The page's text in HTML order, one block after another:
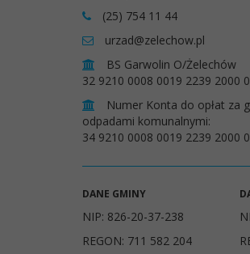
(25) 754 11 44
urzad@zelechow.pl
BS Garwolin O/Żelechów
32 9210 0008 0019 2239 2000
Numer Konta do opłat za
odpadami komunalnymi:
34 9210 0008 0019 2239 2000
DANE GMINY
NIP: 826-20-37-238
REGON: 711 582 204